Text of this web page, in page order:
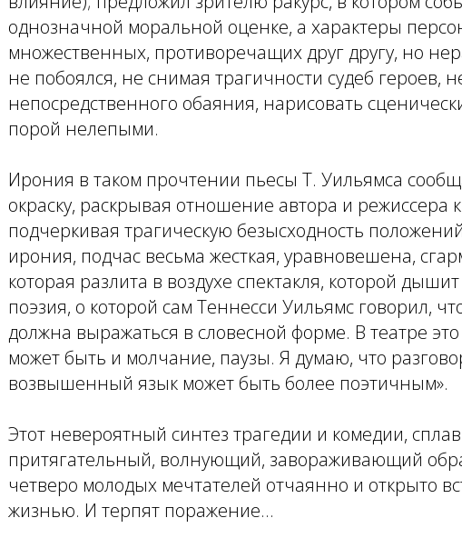
однозначной моральной оценке, а характеры
множественных, противоречащих друг другу, но
не побоялся, не снимая трагичности судеб героев,
непосредственного обаяния, нарисовать
порой нелепыми.
Ирония в таком прочтении пьесы Т. Уильямса
окраску, раскрывая отношение автора и режиссера
подчеркивая трагическую безысходность
ирония, подчас весьма жесткая, уравновешена,
которая разлита в воздухе спектакля, которой
поэзия, о которой сам Теннесси Уильямс говорил,
должна выражаться в словесной форме. В театре
может быть и молчание, паузы. Я думаю, что
возвышенный язык может быть более поэтичным».
Этот невероятный синтез трагедии и комедии,
притягательный, волнующий, завораживающий
четверо молодых мечтателей отчаянно и открыто
жизнью. И терпят поражение...